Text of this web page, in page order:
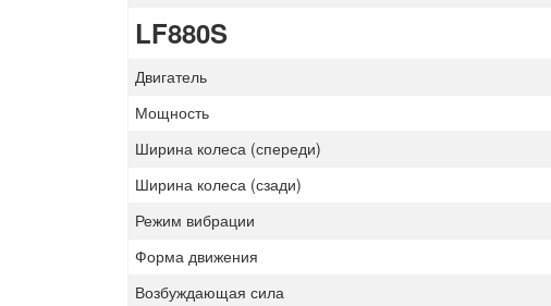
LF880S
Двигатель
Мощность
Ширина колеса (спереди)
Ширина колеса (сзади)
Режим вибрации
Форма движения
Возбуждающая сила